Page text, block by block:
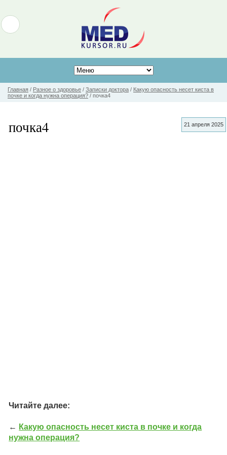
Главная / Разное о здоровье / Записки доктора / Какую опасность несет киста в
почке и когда нужна операция? / почка4
21 апреля 2025
почка4
Читайте далее:
← Какую опасность несет киста в почке и когда
нужна операция?